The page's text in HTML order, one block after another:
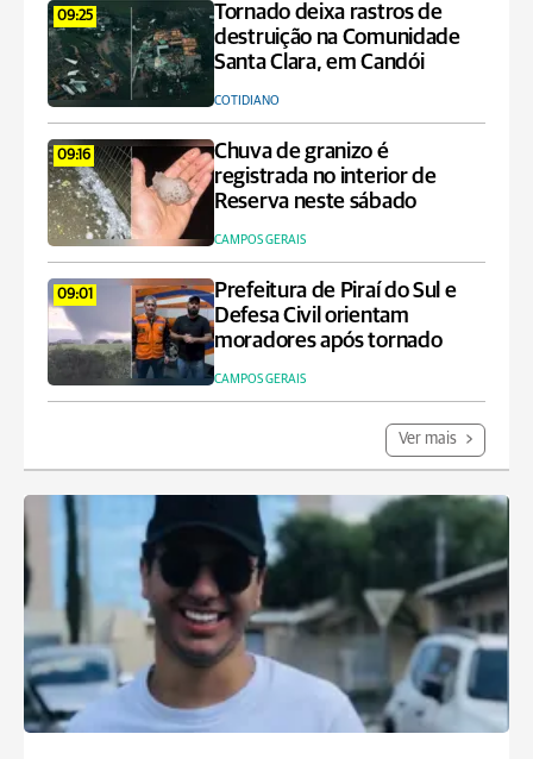
09:25
Tornado deixa rastros de
destruição na Comunidade
Santa Clara, em Candói
COTIDIANO
09:16
Chuva de granizo é
registrada no interior de
Reserva neste sábado
CAMPOS GERAIS
09:01
Prefeitura de Piraí do Sul e
Defesa Civil orientam
moradores após tornado
CAMPOS GERAIS
Ver mais